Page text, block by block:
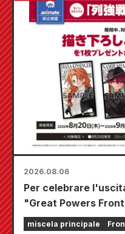
2026.08.06
Per celebrare
"Great Powers
agosto si terrà una
miscela principale